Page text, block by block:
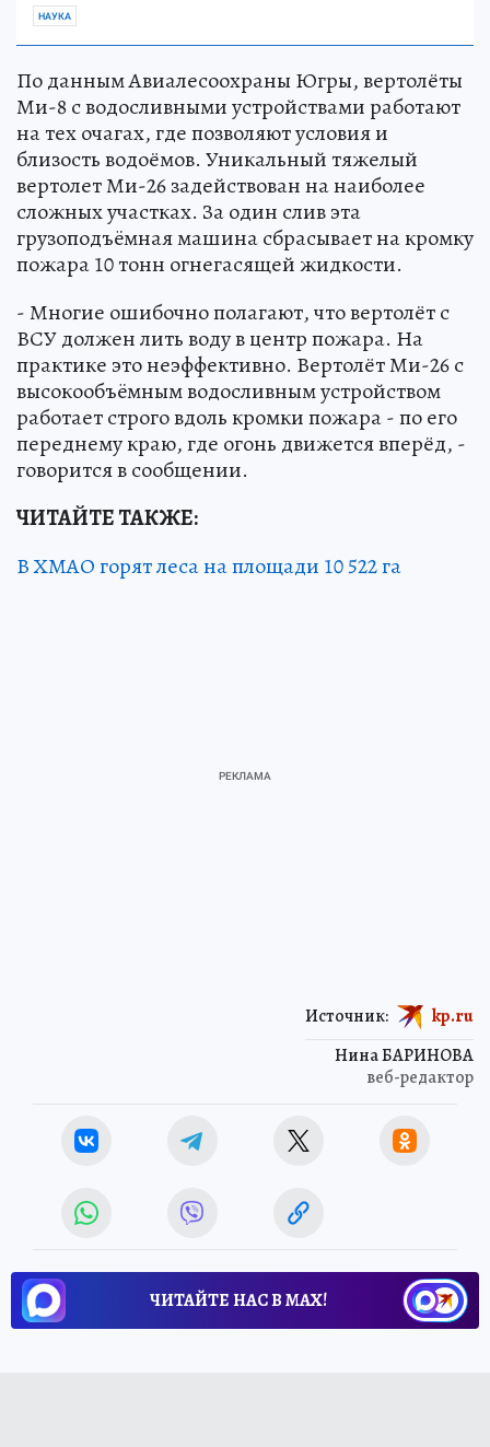
НАУКА
По данным Авиалесоохраны Югры, вертолёты
Ми-8 с водосливными устройствами работают
на тех очагах, где позволяют условия и
близость водоёмов. Уникальный тяжелый
вертолет Ми-26 задействован на наиболее
сложных участках. За один слив эта
грузоподъëмная машина сбрасывает на кромку
пожара 10 тонн огнегасящей жидкости.
- Многие ошибочно полагают, что вертолёт с
ВСУ должен лить воду в центр пожара. На
практике это неэффективно. Вертолёт Ми-26 с
высокообъëмным водосливным устройством
работает строго вдоль кромки пожара - по его
переднему краю, где огонь движется вперёд, -
говорится в сообщении.
ЧИТАЙТЕ ТАКЖЕ:
В ХМАО горят леса на площади 10 522 га
Нина БАРИНОВА
веб-редактор
Источник: kp.ru
ЧИТАЙТЕ НАС В МАХ!